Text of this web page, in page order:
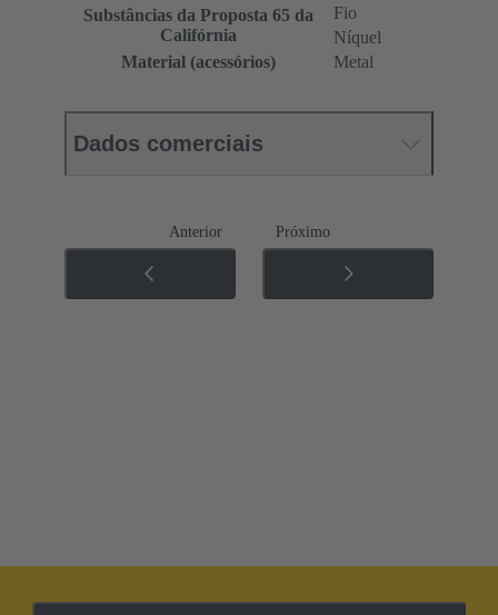
Substâncias da Proposta 65 da
Califórnia
Fio
Níquel
Material (acessórios)
Metal
Dados comerciais
Anterior Próximo